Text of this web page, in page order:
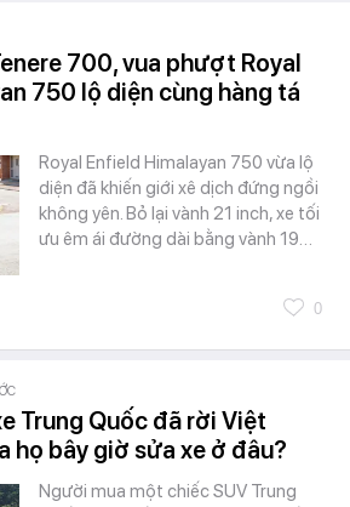
700, vua phượt Royal
750 lộ diện cùng hàng tá
Royal Enfield Himalayan 750 vừa lộ
diện đã khiến giới xê dịch đứng ngồi
không yên. Bỏ lại vành 21 inch, xe tối
ưu êm ái đường dài bằng vành 19…
0
Trung Quốc đã rời Việt
họ bây giờ sửa xe ở đâu?
Người mua một chiếc SUV Trung